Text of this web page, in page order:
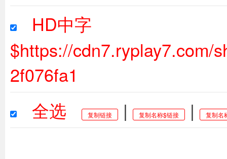
HD中字
$https://cdn7.ryplay7.com/
2f076fa1
全选
复制链接 | 复制名称$链接 | 复制名